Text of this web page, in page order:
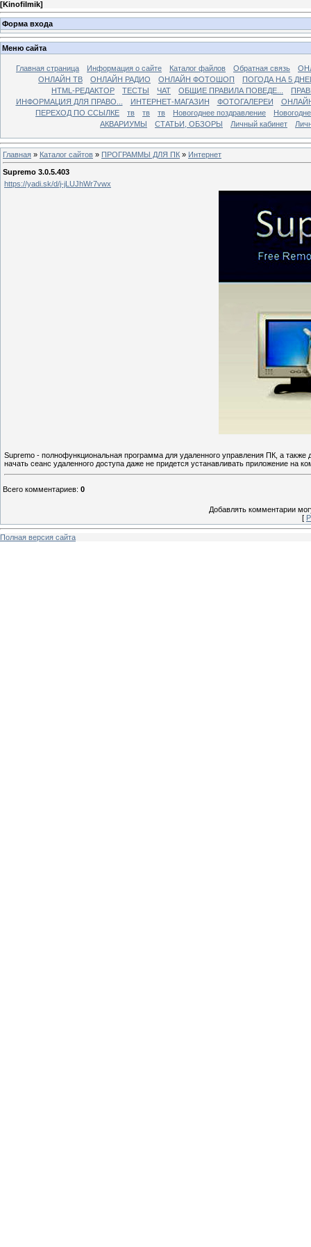
[Kinofilmik]
Форма входа
Меню сайта
Главная страница Информация о сайте Каталог файлов Обратная связь
ОНЛАЙН ТВ
ОНЛАЙН РАДИО ОНЛАЙН ФОТОШОП
ПОГОДА НА 5
HTML-РЕДАКТОР
ТЕСТЫ ЧАТ ОБЩИЕ ПРАВИЛА ПОВЕДЕ...
ИНФОРМАЦИЯ ДЛЯ ПРАВО...
ИНТЕРНЕТ-МАГАЗИН ФОТОГАЛЕРЕИ
ПЕРЕХОД ПО ССЫЛКЕ
тв тв тв Новогоднее поздравление
АКВАРИУМЫ
СТАТЬИ, ОБЗОРЫ Личный кабинет
Главная » Каталог сайтов » ПРОГРАММЫ ДЛЯ ПК » Интернет
Supremo 3.0.5.403
https://yadi.sk/d/j-jLUJhWr7vwx
Supremo - полнофункциональная программа для удаленного управления ПК, а
начать сеанс удаленного доступа даже не придется устанавливать приложение на
Всего комментариев: 0
Добавлять комментарии
[
Полная версия сайта